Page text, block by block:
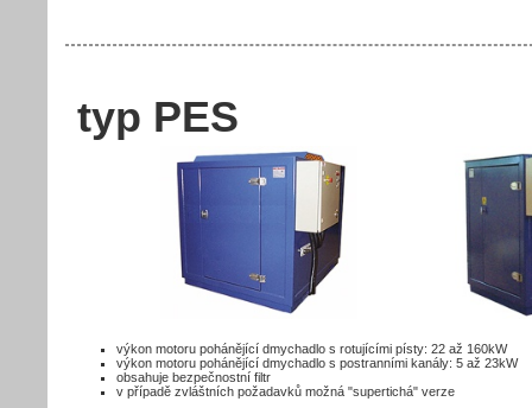
typ PES
výkon motoru pohánějící dmychadlo s rotujícími písty: 22 až 160kW
výkon motoru pohánějící dmychadlo s postranními kanály: 5 až 23kW
obsahuje bezpečnostní filtr
v případě zvláštních požadavků možná "supertichá" verze